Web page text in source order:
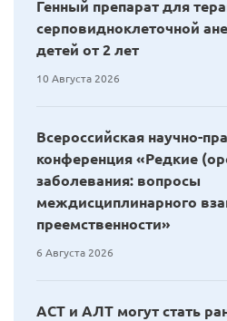
Генный препарат для
серповидноклеточной
детей от 2 лет
10 Августа 2026
Всероссийская научно-
конференция «Редкие
заболевания: вопросы
междисциплинарного
преемственности»
6 Августа 2026
АСТ и АЛТ могут стать